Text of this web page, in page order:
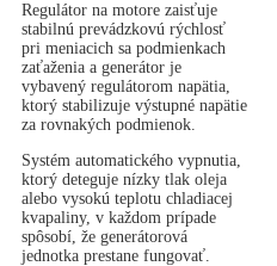
Regulátor na motore zaisťuje
stabilnú prevádzkovú rýchlosť
pri meniacich sa podmienkach
zaťaženia a generátor je
vybavený regulátorom napätia,
ktorý stabilizuje výstupné napätie
za rovnakých podmienok.
Systém automatického vypnutia,
ktorý deteguje nízky tlak oleja
alebo vysokú teplotu chladiacej
kvapaliny, v každom prípade
spôsobí, že generátorová
jednotka prestane fungovať.